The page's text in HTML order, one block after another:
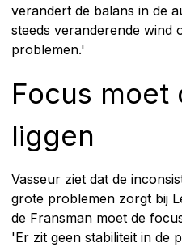
verandert de balans in de
steeds veranderende wind
problemen.'
Focus moet
liggen
Vasseur ziet dat de
grote problemen zorgt bij
de Fransman moet de
'Er zit geen stabiliteit in de